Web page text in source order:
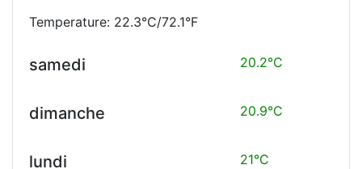
Temperature: 22.3°C/72.1°F
samedi 20.2°C
dimanche 20.9°C
lundi 21°C